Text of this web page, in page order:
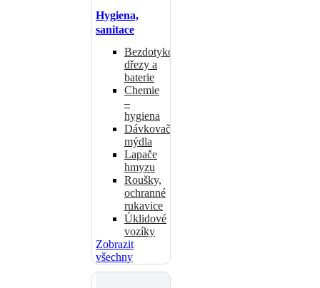
Hygiena,
sanitace
Bezdotykové
dřezy a
baterie
Chemie
–
hygiena
Dávkovače
mýdla
Lapače
hmyzu
Roušky,
ochranné
rukavice
Úklidové
vozíky
Zobrazit
všechny